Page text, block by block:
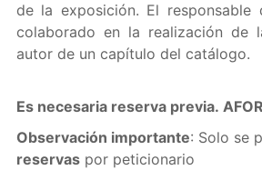
de la exposición. El
colaborado en la realización de
autor de un capítulo del catálogo.
Es necesaria reserva previa.
Observación importante: Solo se
reservaspor peticionario